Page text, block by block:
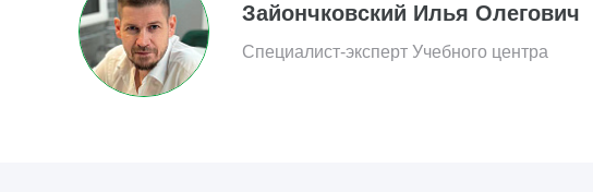
Зайончковский Илья Олегович
Специалист-эксперт Учебного центра